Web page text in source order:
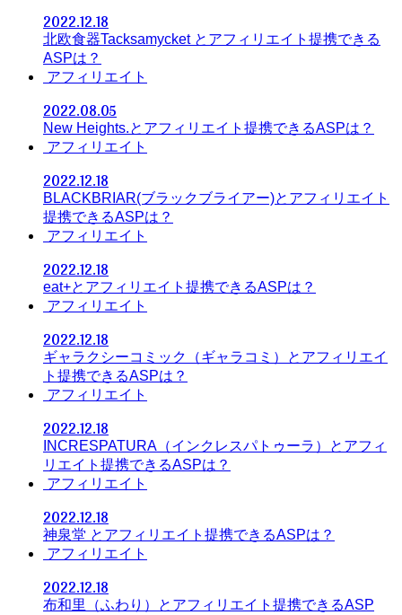
2022.12.18
北欧食器Tacksamycket とアフィリエイト提携できる
ASPは？
アフィリエイト
2022.08.05
New Heights.とアフィリエイト提携できるASPは？
アフィリエイト
2022.12.18
BLACKBRIAR(ブラックブライアー)とアフィリエイト
提携できるASPは？
アフィリエイト
2022.12.18
eat+とアフィリエイト提携できるASPは？
アフィリエイト
2022.12.18
ギャラクシーコミック（ギャラコミ）とアフィリエイ
ト提携できるASPは？
アフィリエイト
2022.12.18
INCRESPATURA（インクレスパトゥーラ）とアフィ
リエイト提携できるASPは？
アフィリエイト
2022.12.18
神泉堂 とアフィリエイト提携できるASPは？
アフィリエイト
2022.12.18
布和里（ふわり）とアフィリエイト提携できるASP